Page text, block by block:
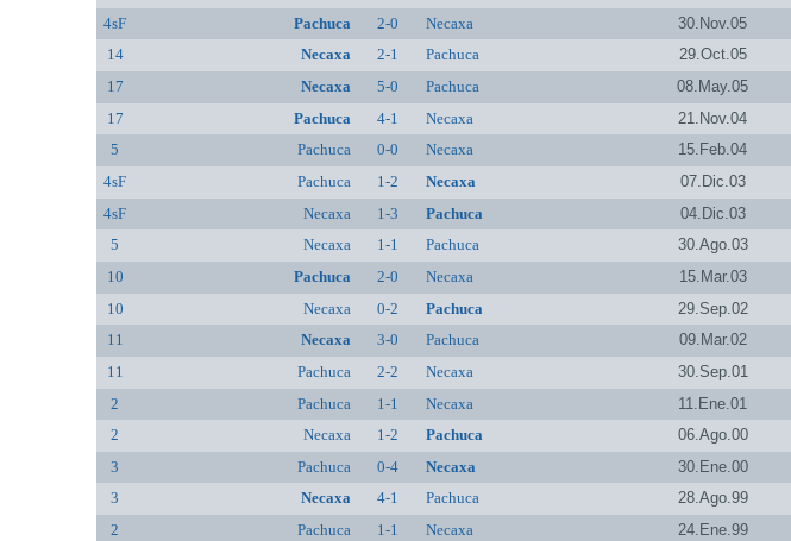
4sF
Pachuca 2-0 Necaxa 30.Nov.05
14
Necaxa 2-1 Pachuca 29.Oct.05
17
Necaxa 5-0 Pachuca 08.May.05
17
Pachuca 4-1 Necaxa 21.Nov.04
5
Pachuca 0-0 Necaxa 15.Feb.04
4sF
Pachuca 1-2 Necaxa 07.Dic.03
4sF
Necaxa 1-3 Pachuca 04.Dic.03
5
Necaxa 1-1 Pachuca 30.Ago.03
10
Pachuca 2-0 Necaxa 15.Mar.03
10
Necaxa 0-2 Pachuca 29.Sep.02
11
Necaxa 3-0 Pachuca 09.Mar.02
11
Pachuca 2-2 Necaxa 30.Sep.01
2
Pachuca 1-1 Necaxa 11.Ene.01
2
Necaxa 1-2 Pachuca 06.Ago.00
3
Pachuca 0-4 Necaxa 30.Ene.00
3
Necaxa 4-1 Pachuca 28.Ago.99
2
Pachuca 1-1 Necaxa 24.Ene.99